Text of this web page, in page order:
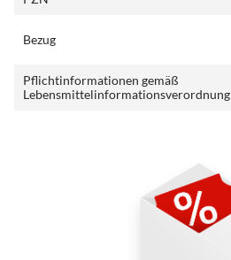
Bezug
Pflichtinformationen gemäß
Lebensmittelinformationsverordnung